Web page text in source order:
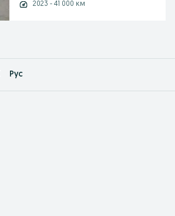
2023 - 41 000 км
Рус